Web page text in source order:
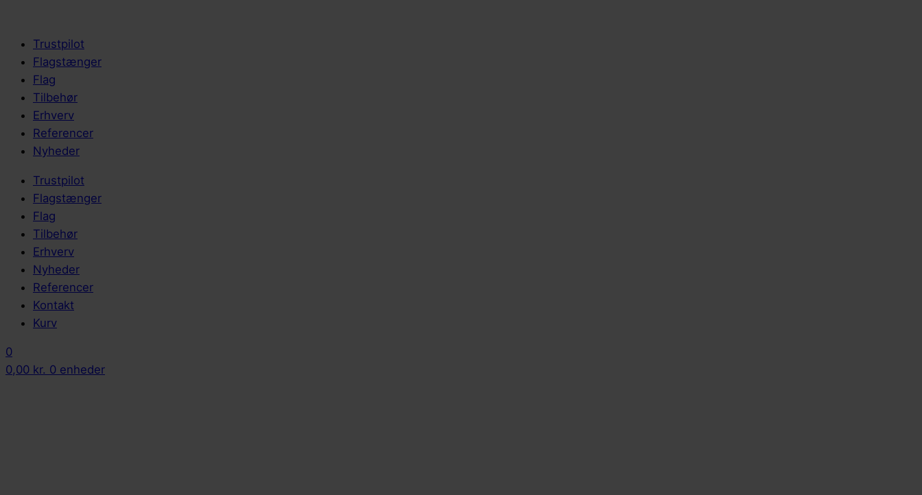
Trustpilot
Flagstænger
Flag
Tilbehør
Erhverv
Referencer
Nyheder
Trustpilot
Flagstænger
Flag
Tilbehør
Erhverv
Nyheder
Referencer
Kontakt
Kurv
0
0,00 kr. 0 enheder